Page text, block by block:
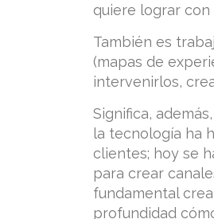
quiere lograr con
También es
(mapas de
intervenirlos,
Significa,
la tecnología ha
clientes; hoy se
para crear
fundamental
profundidad